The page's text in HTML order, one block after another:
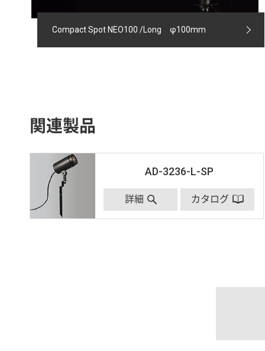
Compact Spot NEO100 /Long φ100mm
関連製品
AD-3236-L-SP
詳細 カタログ